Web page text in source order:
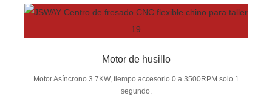
Motor de husillo
Motor Asíncrono 3.7KW, tiempo accesorio 0 a 3500RPM solo 1
segundo.